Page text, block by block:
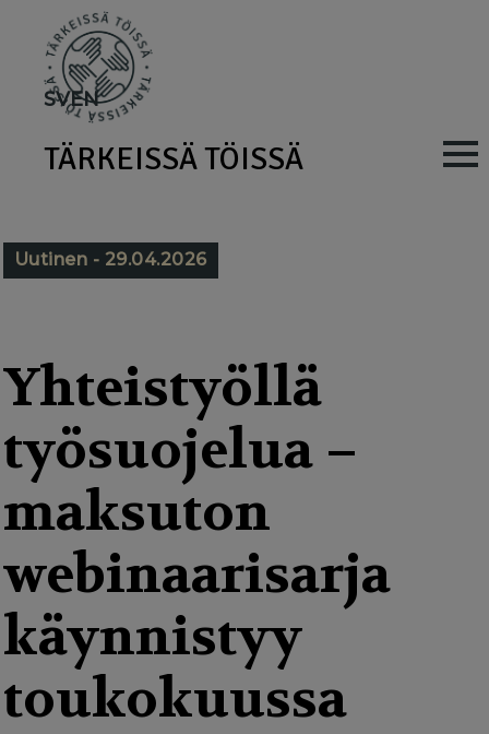
main
content
SVEN
TÄRKEISSÄ TÖISSÄ
t
Uutinen - 29.04.2026
Yhteistyöllä
työsuojelua –
maksuton
webinaarisarja
käynnistyy
toukokuussa